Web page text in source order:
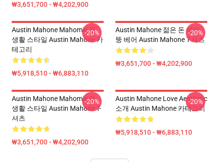
₩3,651,700 - ₩4,202,900
Austin Mahone Mahomie 용
생활 스타일 Austin Mahone 카
테고리
₩5,918,510 - ₩6,883,110
-20%
Austin Mahone 젊은 돈 에라
뚱 베어 Austin Mahone T-셔츠
₩3,651,700 - ₩4,202,900
-20%
Austin Mahone Mahomie 용
생활 스타일 Austin Mahone T-
셔츠
₩3,651,700 - ₩4,202,900
-20%
Austin Mahone Love Aesthetic
소개 Austin Mahone 카테고리
₩5,918,510 - ₩6,883,110
-20%